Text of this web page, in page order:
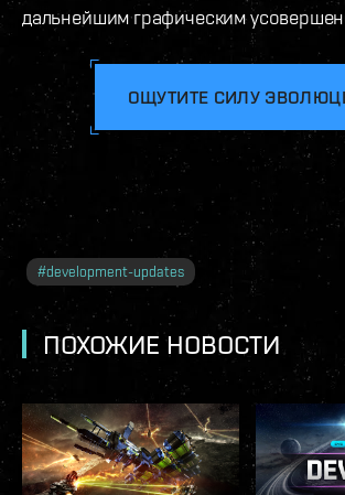
дальнейшим графическим
ОЩУТИТЕ СИЛУ
#development-updates
ПОХОЖИЕ НОВОСТИ